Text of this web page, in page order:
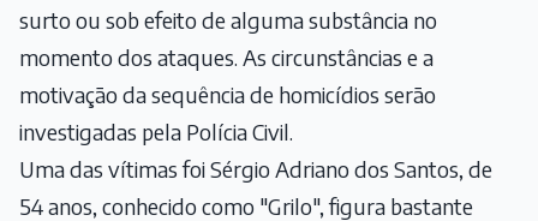
surto ou sob efeito de alguma substância no
momento dos ataques. As circunstâncias e a
motivação da sequência de homicídios serão
investigadas pela Polícia Civil.
Uma das vítimas foi Sérgio Adriano dos Santos, de
54 anos, conhecido como "Grilo", figura bastante